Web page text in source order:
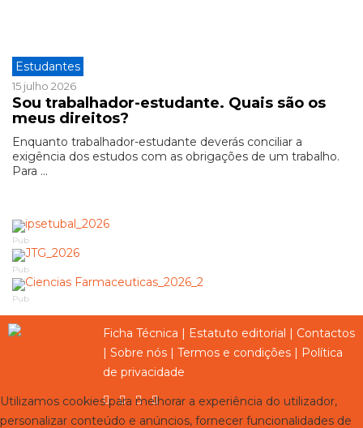
Estudantes
15 julho 2026
Sou trabalhador-estudante. Quais são os
meus direitos?
Enquanto trabalhador-estudante deverás conciliar a
exigência dos estudos com as obrigações de um trabalho.
Para ...
Pub
Pub
Pub
Ficha Técnica | Estatuto editorial | Contactos
| Sobre nós | Termos e condições | Política
de privacidade
Utilizamos cookies para melhorar a experiência do utilizador,
personalizar conteúdo e anúncios, fornecer funcionalidades de